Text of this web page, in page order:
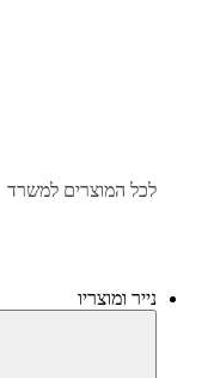
לכל המוצרים למשרד
נייר ומוצריו